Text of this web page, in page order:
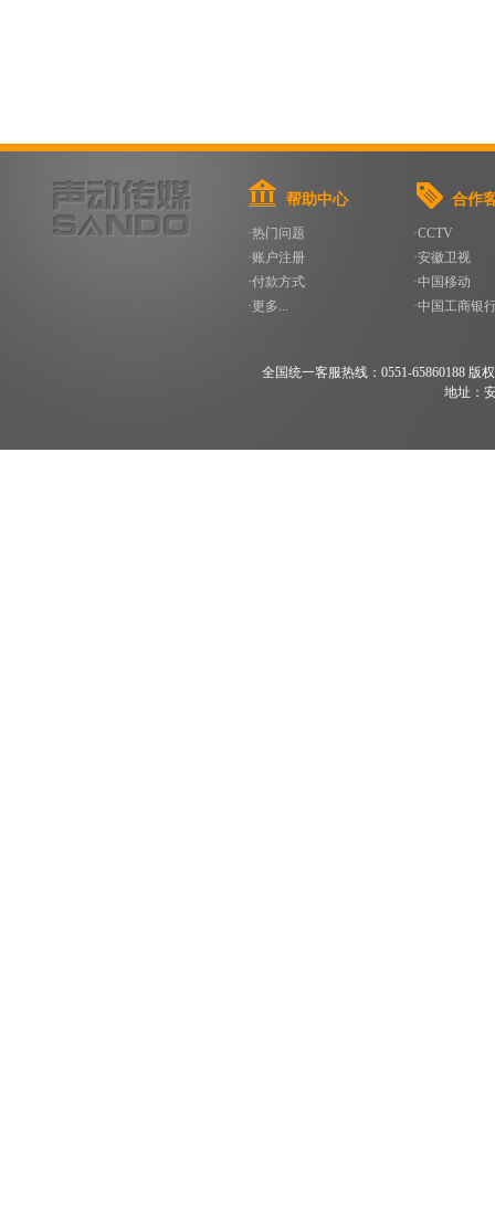
帮助中心
·热门问题
·账户注册
·付款方式
·更多...
合作
·CCTV
·安徽卫视
·中国移动
·中国工商银
全国统一客服热线：0551-65860188 版
地址：